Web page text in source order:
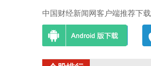
中国财经新闻网客户端推荐下载